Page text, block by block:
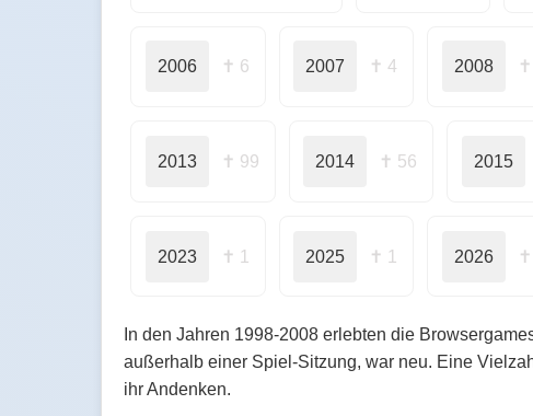
2006 ✝ 6 2007 ✝ 4 2008
2013 ✝ 99 2014 ✝ 56 2015
2023 ✝ 1 2025 ✝ 1 2026
In den Jahren 1998-2008 erlebten die
außerhalb einer Spiel-Sitzung, war neu. Eine
ihr Andenken.